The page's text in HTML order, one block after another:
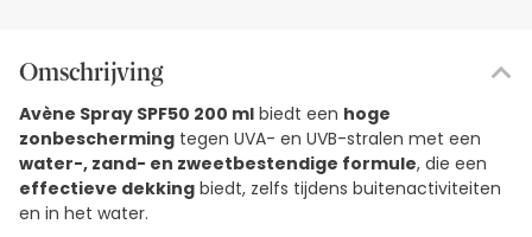
Omschrijving
Avène Spray SPF50 200 ml biedt een hoge
zonbescherming tegen UVA- en UVB-stralen met een
water-, zand- en zweetbestendige formule, die een
effectieve dekking biedt, zelfs tijdens buitenactiviteiten
en in het water.